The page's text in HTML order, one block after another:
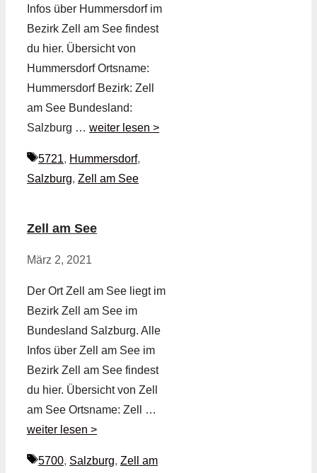
Infos über Hummersdorf im
Bezirk Zell am See findest
du hier. Übersicht von
Hummersdorf Ortsname:
Hummersdorf Bezirk: Zell
am See Bundesland:
Salzburg … weiter lesen >
Schlagwörter
5721, Hummersdorf,
Salzburg, Zell am See
Zell am See
März 2, 2021
Der Ort Zell am See liegt im
Bezirk Zell am See im
Bundesland Salzburg. Alle
Infos über Zell am See im
Bezirk Zell am See findest
du hier. Übersicht von Zell
am See Ortsname: Zell …
weiter lesen >
Schlagwörter
5700, Salzburg, Zell am